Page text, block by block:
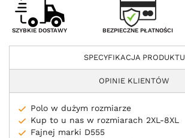
SZYBKIE DOSTAWY BEZPIECZNE PŁATNOŚCI
SPECYFIKACJA PRODUKTU
OPINIE KLIENTÓW
Polo w dużym rozmiarze
Kup to u nas w rozmiarach 2XL-8XL
Fajnej marki D555